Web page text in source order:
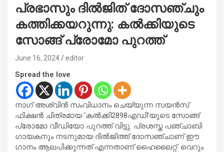
പ്രഭാസും ദില്‍ജിത് ദോസഞ്ചും
കത്തിക്കയറുന്നു: കല്‍ക്കിയുടെ
സോങ്ങ് പ്രോമോ പുറത്ത്
June 16, 2024 editor
Spread the love
നാഗ് അശ്വിൻ സംവിധാനം ചെയ്യുന്ന സയൻസ്
ഫിക്ഷൻ ചിത്രമായ ‘കൽക്കി2898എഡി’യുടെ സോങ്ങ്
പ്രോമോ വീഡിയോ പുറത്ത് വിട്ടു. പ്രശസ്ത പഞ്ചാബി
ഗായകനും നടനുമായ ദിൽജിത്ത് ദോസഞ്ചാണ് ഈ
ഗാനം ആലപിക്കുന്നത് എന്നതാണ് ഹൈലൈറ്റ്. വെറും